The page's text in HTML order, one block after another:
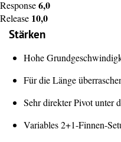
Response6,0
Release 10,0
Stärken
Hohe
Für die Länge
Sehr direkter Pivot unter
Variables 2+1-Finnen-